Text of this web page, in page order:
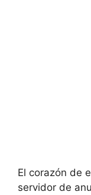
El corazón de
servidor de